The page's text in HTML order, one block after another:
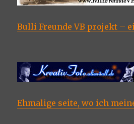
Bulli Freunde VB projekt –
Ehmalige seite, wo ich